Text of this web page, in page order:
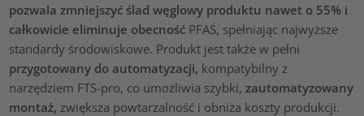
pozwala zmniejszyć ślad węglowy produktu nawet o 55% i
całkowicie eliminuje obecność PFAS, spełniając najwyższe
standardy środowiskowe. Produkt jest także w pełni
przygotowany do automatyzacji, kompatybilny z
narzędziem FTS-pro, co umożliwia szybki, zautomatyzowany
montaż, zwiększa powtarzalność i obniża koszty produkcji.